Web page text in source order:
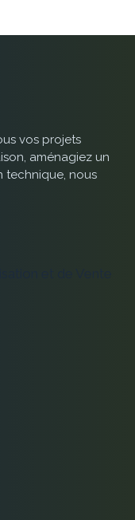
vos projets
aménagiez un
technique, nous